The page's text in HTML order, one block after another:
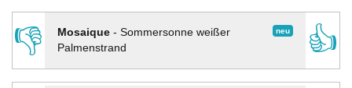
👎
neu
Mosaique- Sommersonne weißer
Palmenstrand
👍